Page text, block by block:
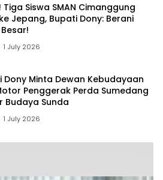
Tiga Siswa SMAN Cimanggung
Jepang, Bupati Dony: Berani
1 July 2026
Dony Minta Dewan Kebudayaan
Penggerak Perda Sumedang
Budaya Sunda
1 July 2026